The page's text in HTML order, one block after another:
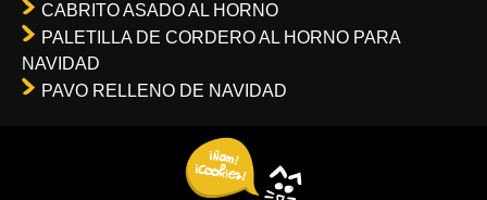
CABRITO ASADO AL HORNO
PALETILLA DE CORDERO AL HORNO PARA
NAVIDAD
PAVO RELLENO DE NAVIDAD